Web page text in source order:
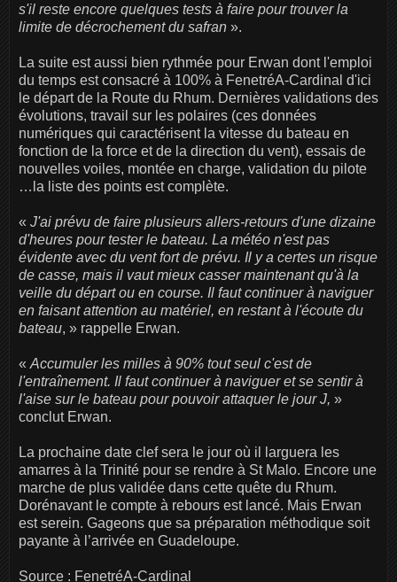
s'il reste encore quelques tests à faire pour trouver la
limite de décrochement du safran ».
La suite est aussi bien rythmée pour Erwan dont l'emploi
du temps est consacré à 100% à FenetréA-Cardinal d'ici
le départ de la Route du Rhum. Dernières validations des
évolutions, travail sur les polaires (ces données
numériques qui caractérisent la vitesse du bateau en
fonction de la force et de la direction du vent), essais de
nouvelles voiles, montée en charge, validation du pilote
…la liste des points est complète.
« J'ai prévu de faire plusieurs allers-retours d'une dizaine
d'heures pour tester le bateau. La météo n'est pas
évidente avec du vent fort de prévu. Il y a certes un risque
de casse, mais il vaut mieux casser maintenant qu'à la
veille du départ ou en course. Il faut continuer à naviguer
en faisant attention au matériel, en restant à l'écoute du
bateau, » rappelle Erwan.
« Accumuler les milles à 90% tout seul c'est de
l'entraînement. Il faut continuer à naviguer et se sentir à
l'aise sur le bateau pour pouvoir attaquer le jour J, »
conclut Erwan.
La prochaine date clef sera le jour où il larguera les
amarres à la Trinité pour se rendre à St Malo. Encore une
marche de plus validée dans cette quête du Rhum.
Dorénavant le compte à rebours est lancé. Mais Erwan
est serein. Gageons que sa préparation méthodique soit
payante à l’arrivée en Guadeloupe.
Source : FenetréA-Cardinal